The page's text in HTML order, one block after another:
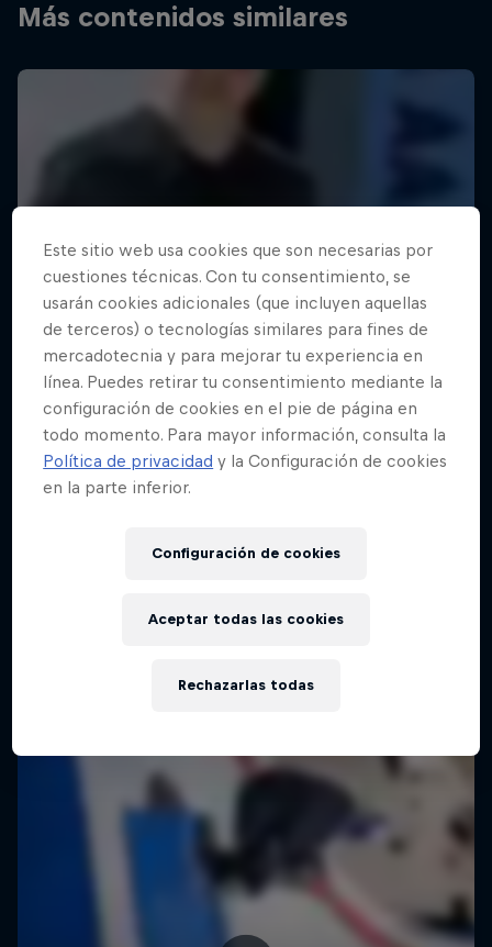
Más contenidos similares
Este sitio web usa cookies que son necesarias por
cuestiones técnicas. Con tu consentimiento, se
usarán cookies adicionales (que incluyen aquellas
de terceros) o tecnologías similares para fines de
mercadotecnia y para mejorar tu experiencia en
línea. Puedes retirar tu consentimiento mediante la
configuración de cookies en el pie de página en
todo momento. Para mayor información, consulta la
Política de privacidad y la Configuración de cookies
en la parte inferior.
Configuración de cookies
Rechazarlas todas
Aceptar todas las cookies